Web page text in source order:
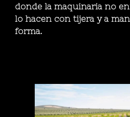
donde la maquinaria no
lo hacen con tijera y a
forma.